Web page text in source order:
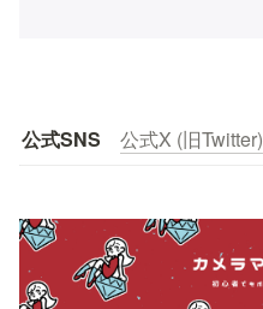
公式SNS 公式X (旧Twitter)